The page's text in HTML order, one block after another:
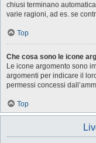
chiusi terminano
varie ragioni, ad es. se
Top
Che cosa sono le icone
Le icone argomento sono
argomenti per indicare il
permessi concessi
Top